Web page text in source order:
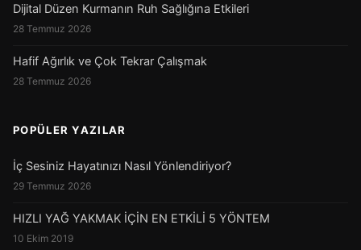
Dijital Düzen Kurmanın Ruh Sağlığına Etkileri
28 Temmuz 2026
Hafif Ağırlık ve Çok Tekrar Çalışmak
28 Temmuz 2026
POPÜLER YAZILAR
İç Sesiniz Hayatınızı Nasıl Yönlendiriyor?
29 Temmuz 2026
HIZLI YAĞ YAKMAK İÇİN EN ETKİLİ 5 YÖNTEM
10 Ekim 2019